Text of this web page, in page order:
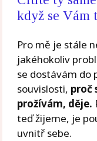
když se Vám
Pro mě je stále
jakéhokoliv
se dostávám do
souvislosti, proč
prožívám, děje.
teď žijeme, je
uvnitř sebe.